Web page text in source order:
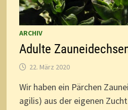
ARCHIV
Adulte
22. März 2020
Wir haben ein Pärchen
agilis) aus der eigenen